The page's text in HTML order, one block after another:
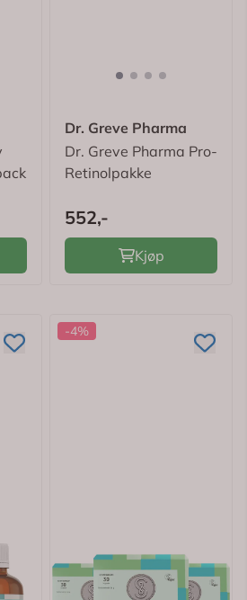
Dr. Greve Pharma
Dr. Greve Pharma Pro-
Retinolpakke
552,-
Kjøp
-4%